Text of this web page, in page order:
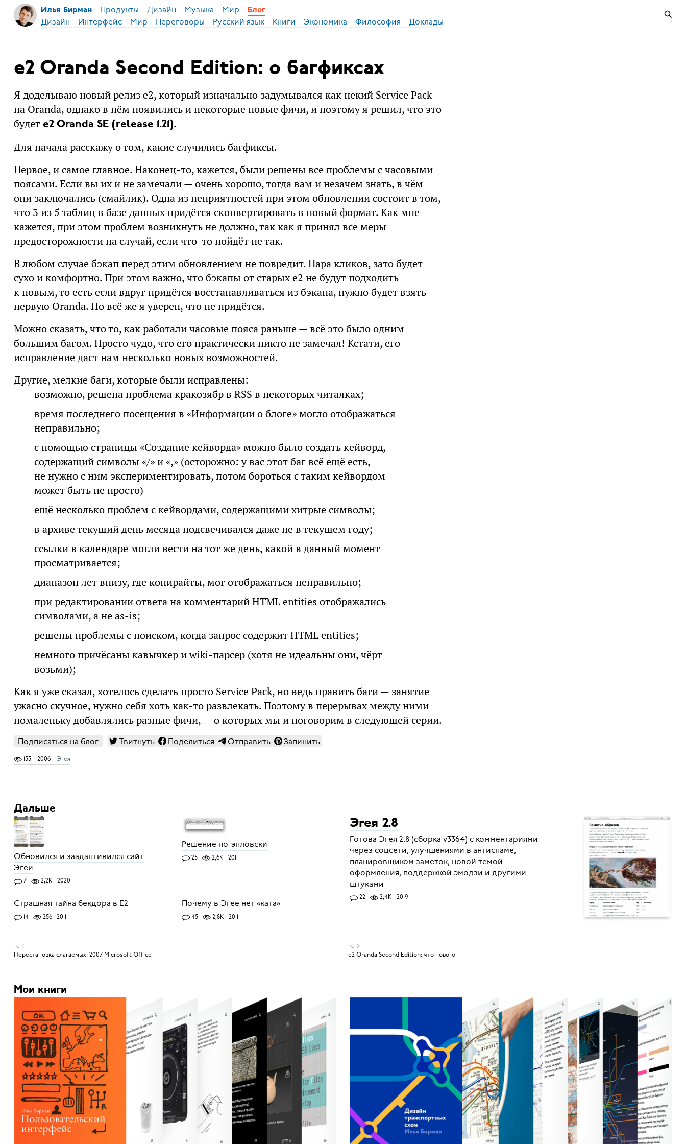
Илья Бирман Продукты Дизайн Музыка Мир Блог
Дизайн Интерфейс Мир Переговоры Русский язык Книги Экономика Философия Доклады
e2 Oranda Second Edition: о багфиксах
Я доделываю новый релиз e2, который изначально задумывался как некий Service Pack
на Oranda, однако в нём появились и некоторые новые фичи, и поэтому я решил, что это
будет e2 Oranda SE (release 1.21).
Для начала расскажу о том, какие случились багфиксы.
Первое, и самое главное. Наконец-то, кажется, были решены все проблемы с часовыми
поясами. Если вы их и не замечали — очень хорошо, тогда вам и незачем знать, в чём
они заключались (смайлик). Одна из неприятностей при этом обновлении состоит в том,
что 3 из 5 таблиц в базе данных придётся сконвертировать в новый формат. Как мне
кажется, при этом проблем возникнуть не должно, так как я принял все меры
предосторожности на случай, если что-то пойдёт не так.
В любом случае бэкап перед этим обновлением не повредит. Пара кликов, зато будет
сухо и комфортно. При этом важно, что бэкапы от старых e2 не будут подходить
к новым, то есть если вдруг придётся восстанавливаться из бэкапа, нужно будет взять
первую Oranda. Но всё же я уверен, что не придётся.
Можно сказать, что то, как работали часовые пояса раньше — всё это было одним
большим багом. Просто чудо, что его практически никто не замечал! Кстати, его
исправление даст нам несколько новых возможностей.
Другие, мелкие баги, которые были исправлены:
возможно, решена проблема кракозябр в RSS в некоторых читалках;
время последнего посещения в «Информации о блоге» могло отображаться
неправильно;
с помощью страницы «Создание кейворда» можно было создать кейворд,
содержащий символы «/» и «,» (осторожно: у вас этот баг всё ещё есть,
не нужно с ним экспериментировать, потом бороться с таким кейвордом
может быть не просто)
ещё несколько проблем с кейвордами, содержащими хитрые символы;
в архиве текущий день месяца подсвечивался даже не в текущем году;
ссылки в календаре могли вести на тот же день, какой в данный момент
просматривается;
диапазон лет внизу, где копирайты, мог отображаться неправильно;
при редактировании ответа на комментарий HTML entities отображались
символами, а не as-is;
решены проблемы с поиском, когда запрос содержит HTML entities;
немного причёсаны кавычкер и wiki-парсер (хотя не идеальны они, чёрт
возьми);
Как я уже сказал, хотелось сделать просто Service Pack, но ведь править баги — занятие
ужасно скучное, нужно себя хоть как-то развлекать. Поэтому в перерывах между ними
помаленьку добавлялись разные фичи, — о которых мы и поговорим в следующей серии.
Подписаться на блог Твитнуть Поделиться Отправить Запинить
155 2006 Эгея
Дальше
Эгея 2.8
Готова Эгея 2.8 (сборка v3364) с комментариями
через соцсети, улучшениями в антиспаме,
планировщиком заметок, новой темой
оформления, поддержкой эмодзи и другими
штуками
22 2,4K 2019
Обновился и заадаптивился сайт
Эгеи
7 2,2K 2020
Решение по-эпловски
25 2,6K 2011
Страшная тайна бекдора в Е2
14 256 2011
Почему в Эгее нет «ката»
45 2,8K 2011
⌥ ←
Перестановка слагаемых: 2007 Microsoft Office
⌥ →
e2 Oranda Second Edition: что нового
Мои книги